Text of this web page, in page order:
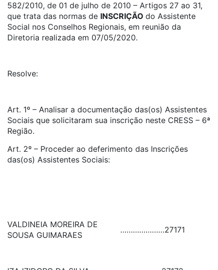
582/2010, de 01 de julho de 2010 – Artigos 27 ao 31,
que trata das normas de INSCRIÇÃO do Assistente
Social nos Conselhos Regionais, em reunião da
Diretoria realizada em 07/05/2020.
Resolve:
Art. 1º – Analisar a documentação das(os) Assistentes
Sociais que solicitaram sua inscrição neste CRESS – 6ª
Região.
Art. 2º – Proceder ao deferimento das Inscrições
das(os) Assistentes Sociais:
VALDINEIA MOREIRA DE
SOUSA GUIMARAES
…………………27171